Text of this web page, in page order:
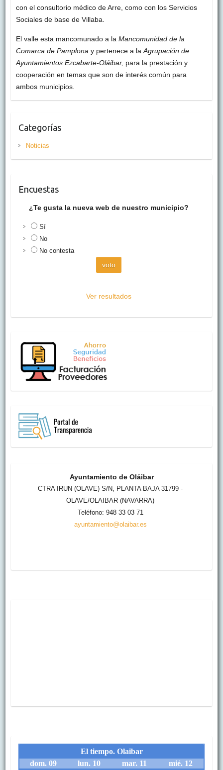
con el consultorio médico de Arre, como con los Servicios
Sociales de base de Villaba.
El valle esta mancomunado a la Mancomunidad de la
Comarca de Pamplona y pertenece a la Agrupación de
Ayuntamientos Ezcabarte-Oláibar, para la prestación y
cooperación en temas que son de interés común para
ambos municipios.
Categorías
Noticias
Encuestas
¿Te gusta la nueva web de nuestro municipio?
Sí
No
No contesta
Ver resultados
Ayuntamiento de Oláibar
CTRA IRUN (OLAVE) S/N, PLANTA BAJA 31799 -
OLAVE/OLAIBAR (NAVARRA)
Teléfono: 948 33 03 71
ayuntamiento@olaibar.es